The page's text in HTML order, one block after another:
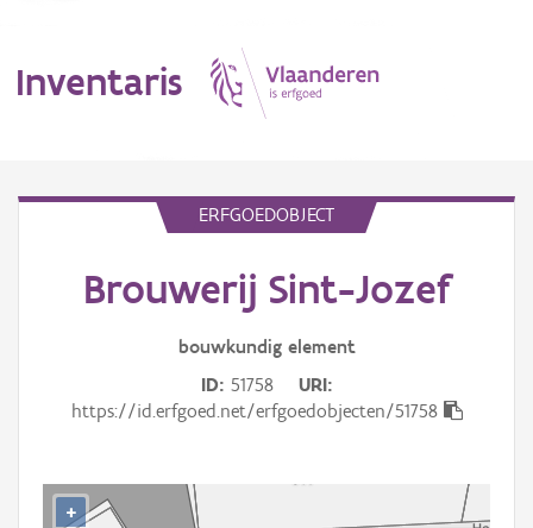
Inventaris
Erfgoedobject
Gebeurtenis
ERFGOEDOBJECT
Brouwerij Sint-Jozef
bouwkundig element
ID 51758
URI
https://id.erfgoed.net/erfgoedobjecten/51758
+